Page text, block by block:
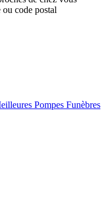
code postal
Pompes Funèbres